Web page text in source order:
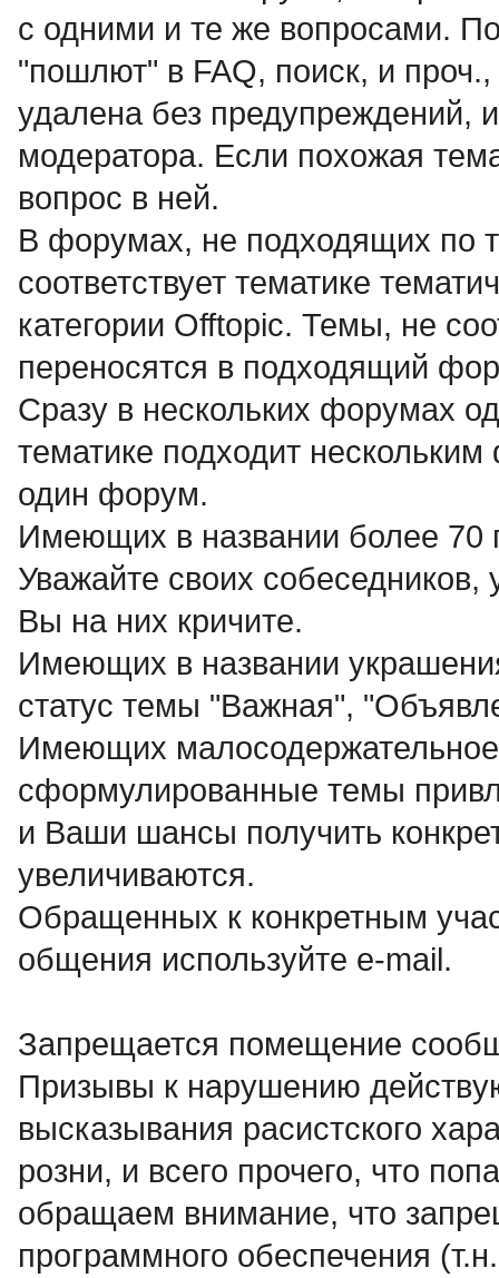
с одними и те же вопросами.
"пошлют" в FAQ, поиск, и
удалена без предупреждений,
модератора. Если похожая
вопрос в ней.
В форумах, не подходящих по
соответствует тематике
категории Offtopic. Темы, не
переносятся в подходящий
Сразу в нескольких форумах
тематике подходит
один форум.
Имеющих в названии более
Уважайте своих
Вы на них кричите.
Имеющих в названии
статус темы "Важная",
Имеющих
сформулированные темы
и Ваши шансы получить
увеличиваются.
Обращенных к конкретным
общения используйте e-mail.
Запрещается помещение
Пpизывы к наpyшению
высказывания расистского
розни, и всего прочего, что
обращаем внимание, что
программного обеспечения